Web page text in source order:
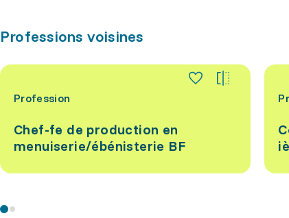
Professions voisines
Profession
Chef-fe de production en
menuiserie/ébénisterie BF